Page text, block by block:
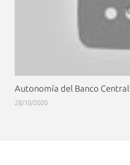
Autonomía del Banco Central
28/10/2020